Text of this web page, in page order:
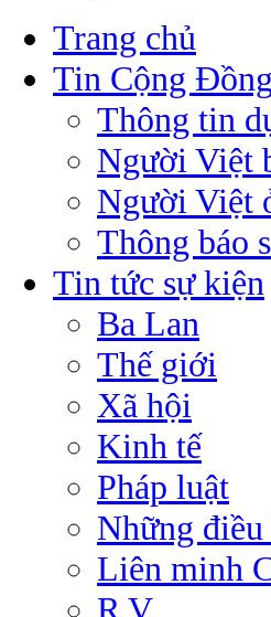
Trang chủ
Tin Cộng Đồng
Thông tin
Người Việt
Người Việt
Thông báo
Tin tức sự kiện
Ba Lan
Thế giới
Xã hội
Kinh tế
Pháp luật
Những
Liên minh
R V